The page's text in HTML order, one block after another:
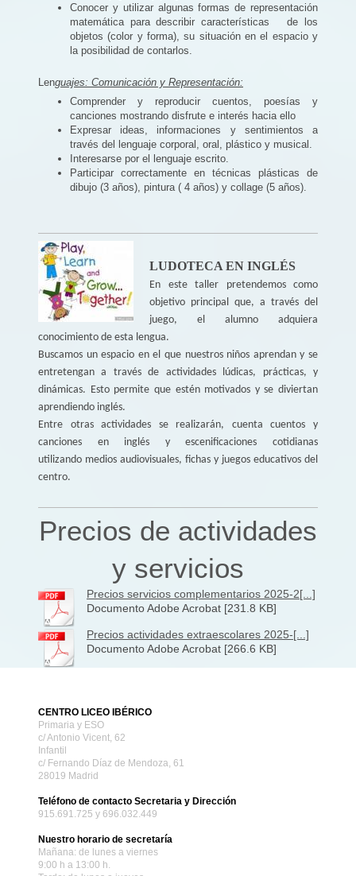
Conocer y utilizar algunas formas de representación
matemática para describir características de los
objetos (color y forma), su situación en el espacio y
la posibilidad de contarlos.
Lenguajes: Comunicación y Representación:
Comprender y reproducir cuentos, poesías y
canciones mostrando disfrute e interés hacia ello
Expresar ideas, informaciones y sentimientos a
través del lenguaje corporal, oral, plástico y musical.
Interesarse por el lenguaje escrito.
Participar correctamente en técnicas plásticas de
dibujo (3 años), pintura ( 4 años) y collage (5 años).
LUDOTECA EN INGLÉS
En este taller pretendemos como
objetivo principal que, a través del
juego, el alumno adquiera
conocimiento de esta lengua.
Buscamos un espacio en el que nuestros niños aprendan y se
entretengan a través de actividades lúdicas, prácticas, y
dinámicas. Esto permite que estén motivados y se diviertan
aprendiendo inglés.
Entre otras actividades se realizarán, cuenta cuentos y
canciones en inglés y escenificaciones cotidianas
utilizando medios audiovisuales, fichas y juegos educativos del
centro.
Precios de actividades
y servicios
Precios servicios complementarios 2025-2[...]
Documento Adobe Acrobat [231.8 KB]
Precios actividades extraescolares 2025-[...]
Documento Adobe Acrobat [266.6 KB]
CENTRO LICEO IBÉRICO
Primaria y ESO
c/ Antonio Vicent, 62
Infantil
c/ Fernando Díaz de Mendoza, 61
28019 Madrid
Teléfono de contacto Secretaria y Dirección
915.691.725 y 696.032.449
Nuestro horario de secretaría
Mañana: de lunes a viernes
9:00 h a 13:00 h.